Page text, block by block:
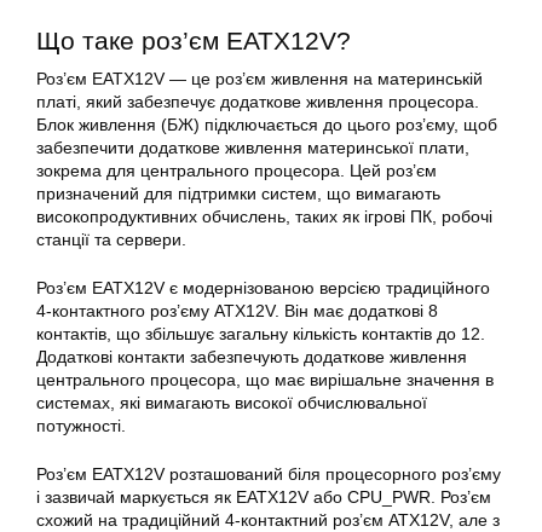
Що таке роз’єм EATX12V?
Роз’єм EATX12V — це роз’єм живлення на материнській
платі, який забезпечує додаткове живлення процесора.
Блок живлення (БЖ) підключається до цього роз’єму, щоб
забезпечити додаткове живлення материнської плати,
зокрема для центрального процесора. Цей роз’єм
призначений для підтримки систем, що вимагають
високопродуктивних обчислень, таких як ігрові ПК, робочі
станції та сервери.
Роз’єм EATX12Vє модернізованою версією традиційного
4-контактного роз’єму ATX12V. Він має додаткові 8
контактів, що збільшує загальну кількість контактів до 12.
Додаткові контакти забезпечують додаткове живлення
центрального процесора, що має вирішальне значення в
системах, які вимагають високої обчислювальної
потужності.
Роз’єм EATX12V розташований біля процесорного роз’єму
і зазвичай маркується як EATX12V або CPU_PWR. Роз’єм
схожий на традиційний 4-контактний роз’єм ATX12V, але з